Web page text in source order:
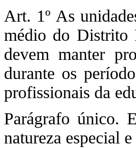
Art. 1º As
médio do Distrito
devem manter
durante os
profissionais da
Parágrafo único.
natureza especial